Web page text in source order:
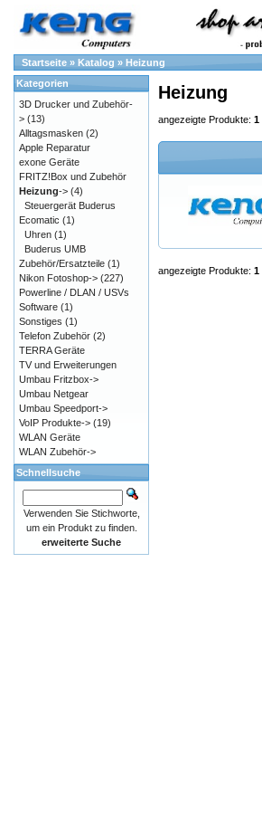
Startseite » Katalog » Heizung
Heizung
angezeigte Produkte: 1
angezeigte Produkte: 1
Kategorien
3D Drucker und Zubehör-
> (13)
Alltagsmasken (2)
Apple Reparatur
exone Geräte
FRITZ!Box und Zubehör
Heizung-> (4)
Steuergerät Buderus
Ecomatic (1)
Uhren (1)
Buderus UMB
Zubehör/Ersatzteile (1)
Nikon Fotoshop-> (227)
Powerline / DLAN / USVs
Software (1)
Sonstiges (1)
Telefon Zubehör (2)
TERRA Geräte
TV und Erweiterungen
Umbau Fritzbox->
Umbau Netgear
Umbau Speedport->
VoIP Produkte-> (19)
WLAN Geräte
WLAN Zubehör->
Schnellsuche
Verwenden Sie Stichworte,
um ein Produkt zu finden.
erweiterte Suche